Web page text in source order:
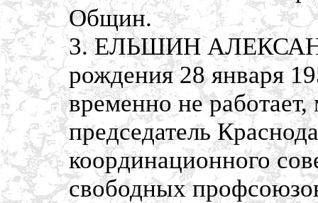
Общин.
3. ЕЛЬШИН
рождения 28 января
временно не
председатель
координационного
свободных